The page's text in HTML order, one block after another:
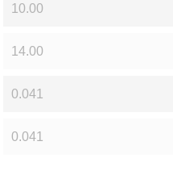
10.00
14.00
0.041
0.041